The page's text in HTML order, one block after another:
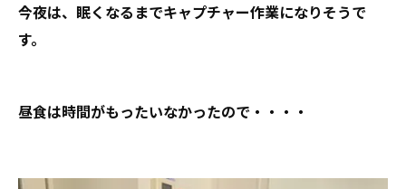
今夜は、眠くなるまでキャプチャー作業になりそうで
す。
昼食は時間がもったいなかったので・・・・